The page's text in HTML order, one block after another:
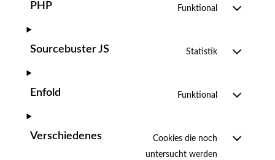
PHP Funktional
Sourcebuster JS Statistik
Enfold Funktional
Verschiedenes
Cookies die noch
untersucht werden